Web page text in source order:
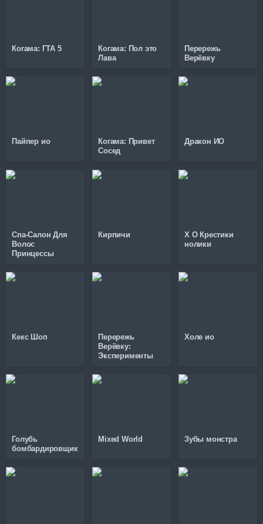
Когама: ГТА 5
Когама: Пол это
Лава
Перережь
Верёвку
Пайпер ио
Когама: Привет
Сосед
Дракон ИО
Спа-Салон Для
Волос
Принцессы
Кирпичи
X O Крестики
нолики
Кекс Шоп
Перережь
Верёвку:
Эксперименты
Холе ио
Голубь
бомбардировщик
Mixed World Зубы монстра